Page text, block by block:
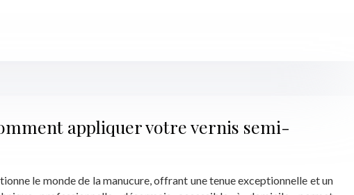
appliquer votre vernis semi-
le monde de la manucure, offrant une tenue exceptionnelle et un